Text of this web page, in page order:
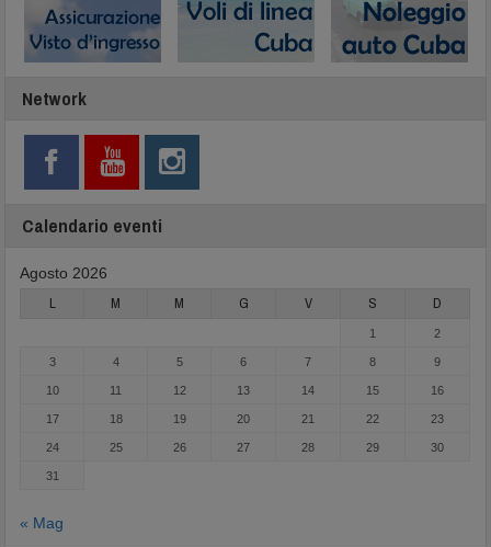
Network
Calendario eventi
Agosto 2026
L M M G V S D
1 2
3 4 5 6 7 8 9
10 11 12 13 14 15 16
17 18 19 20 21 22 23
24 25 26 27 28 29 30
31
« Mag